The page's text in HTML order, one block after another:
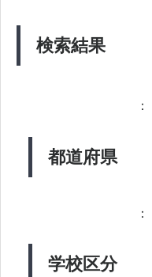
検索結果
都道府県
：
学校区分
：